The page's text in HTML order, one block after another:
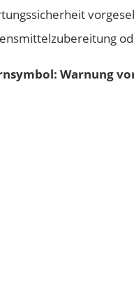
Warnung